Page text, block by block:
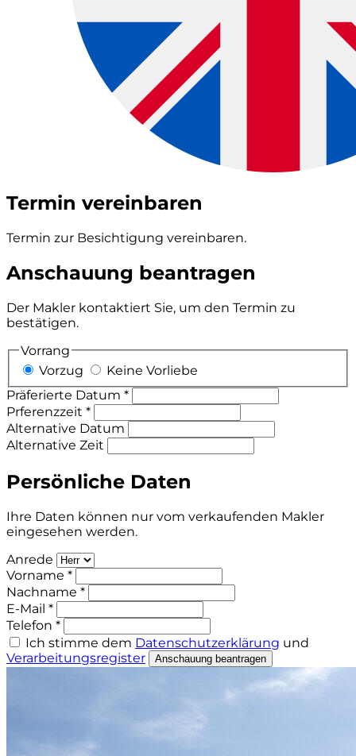
Termin vereinbaren
Termin zur Besichtigung vereinbaren.
Anschauung beantragen
Der Makler kontaktiert Sie, um den Termin zu
bestätigen.
Vorrang
Vorzug
Keine Vorliebe
Präferierte Datum *
Prferenzzeit *
Alternative Datum
Alternative Zeit
Persönliche Daten
Ihre Daten können nur vom verkaufenden Makler
eingesehen werden.
Anrede
Vorname *
Nachname *
E-Mail *
Telefon *
Ich stimme dem Datenschutzerklärung und
Verarbeitungsregister
Anschauung beantragen